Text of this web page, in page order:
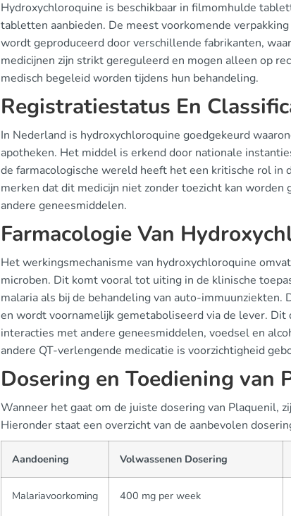
Hydroxychloroquine is beschikbaar in filmomhulde
tabletten aanbieden. De meest voorkomende
wordt geproduceerd door verschillende fabrikanten,
medicijnen zijn strikt gereguleerd en mogen alleen op
medisch begeleid worden tijdens hun behandeling.
Registratiestatus En
In Nederland is hydroxychloroquine goedgekeurd
apotheken. Het middel is erkend door nationale
de farmacologische wereld heeft het een kritische rol in
merken dat dit medicijn niet zonder toezicht kan
andere geneesmiddelen.
Farmacologie Van
Het werkingsmechanisme van hydroxychloroquine
microben. Dit komt vooral tot uiting in de klinische
malaria als bij de behandeling van auto-
en wordt voornamelijk gemetaboliseerd via de lever.
interacties met andere geneesmiddelen, voedsel en
andere QT-verlengende medicatie is voorzichtigheid
Dosering en Toediening van
Wanneer het gaat om de juiste dosering van Plaquenil,
Hieronder staat een overzicht van de aanbevolen
Aandoening Volwassenen Dosering
Malariavoorkoming 400 mg per week